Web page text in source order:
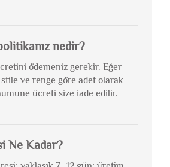
nedir?
ödemeniz gerekir. Eğer
ve renge göre adet olarak
ücreti size iade edilir.
Ne Kadar?